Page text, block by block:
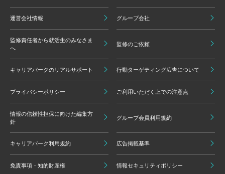
運営会社情報 グループ会社
監修責任者から就活生のみなさま
へ
監修のご依頼
キャリアパークのリアルサポート 行動ターゲティング広告について
プライバシーポリシー ご利用いただく上での注意点
情報の信頼性担保に向けた編集方
針
グループ会員利用規約
キャリアパーク利用規約 広告掲載基準
免責事項・知的財産権 情報セキュリティポリシー